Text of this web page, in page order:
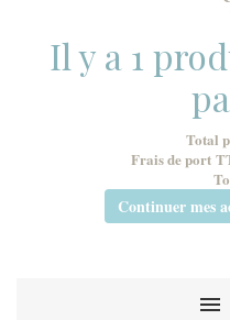
Il y a 1
Total
Frais de port
Continuer mes